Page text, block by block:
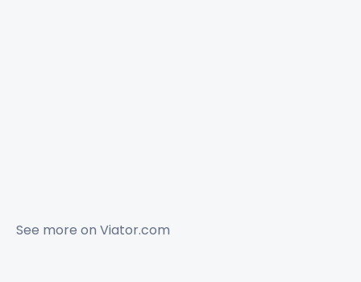
See more on Viator.com